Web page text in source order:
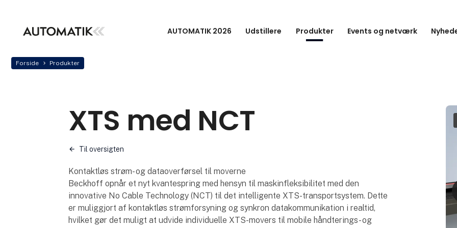
AUTOMATIK 2026 Udstillere Produkter Events og netværk
Forside Produkter
XTS med NCT
Til oversigten
Kontaktløs strøm- og dataoverførsel til moverne
Beckhoff opnår et nyt kvantespring med hensyn til maskinfleksibilitet med den
innovative No Cable Technology (NCT) til det intelligente XTS-transportsystem. Dette
er muliggjort af kontaktløs strømforsyning og synkron datakommunikation i realtid,
hvilket gør det muligt at udvide individuelle XTS-movers til mobile håndterings- og